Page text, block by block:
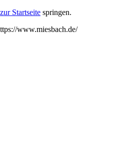
zur Startseite springen.
www.miesbach.de/